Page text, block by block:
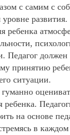
с самим с
развития.
ребенка
Педагог должен
принятию
ситуации.
ребенка.
на основе
в каждом